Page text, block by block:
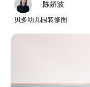
陈娇波
贝多幼儿园装修图